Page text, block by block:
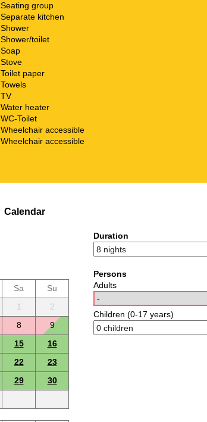
Seating group
Separate kitchen
Shower
Shower/toilet
Soap
Stove
Toilet paper
Towels
TV
Water heater
WC-Toilet
Wheelchair accessible
Wheelchair accessible
Calendar
Sa
Su
1
2
8
9
15
16
22
23
29
30
Duration
Persons
Adults
Children (0-17 years)